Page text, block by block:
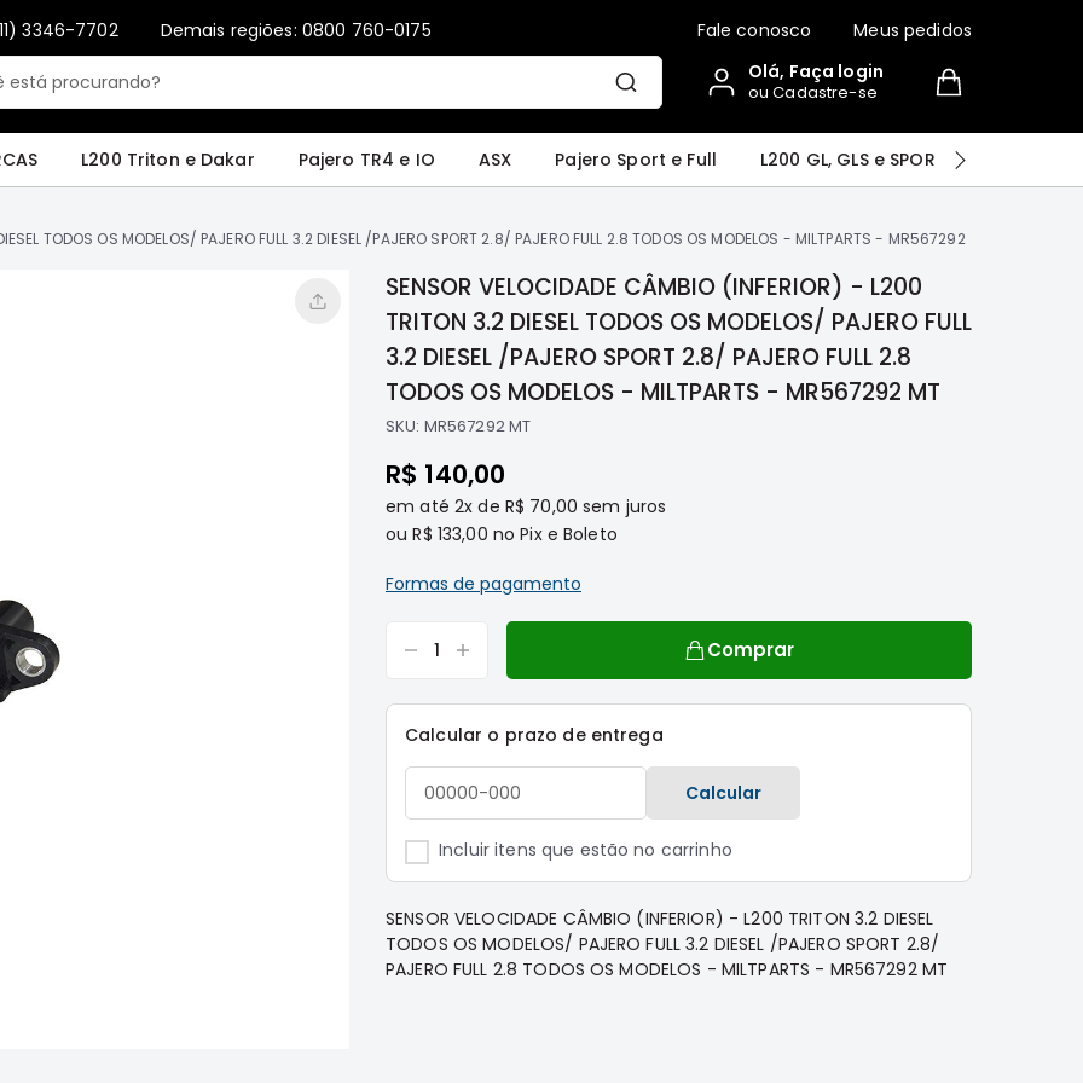
3346-7702 Demais regiões: 0800 760-0175 Fale conosco Meus pedidos
Olá, Faça login
ou Cadastre-se
L200 Triton e Dakar Pajero TR4 e IO ASX Pajero Sport e Full L200 GL, GLS e SPORT
TODOS OS MODELOS/ PAJERO FULL 3.2 DIESEL /PAJERO SPORT 2.8/ PAJERO FULL 2.8 TODOS OS MODELOS - MILTPARTS - MR567292
SENSOR VELOCIDADE CÂMBIO (INFERIOR) - L200
TRITON 3.2 DIESEL TODOS OS MODELOS/ PAJERO FULL
3.2 DIESEL /PAJERO SPORT 2.8/ PAJERO FULL 2.8
TODOS OS MODELOS - MILTPARTS - MR567292 MT
SKU: MR567292 MT
R$ 140,00
em até 2x de R$ 70,00 sem juros
ouR$ 133,00 no Pix e Boleto
Formas de pagamento
Comprar
Calcular o prazo de entrega
Calcular
Incluir itens que estão no carrinho
SENSOR VELOCIDADE CÂMBIO (INFERIOR) - L200 TRITON 3.2 DIESEL
TODOS OS MODELOS/ PAJERO FULL 3.2 DIESEL /PAJERO SPORT 2.8/
PAJERO FULL 2.8 TODOS OS MODELOS - MILTPARTS - MR567292 MT
Only registered users can write reviews. Please